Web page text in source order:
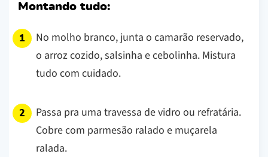
Montando tudo:
No molho branco, junta o camarão reservado,
o arroz cozido, salsinha e cebolinha. Mistura
tudo com cuidado.
Passa pra uma travessa de vidro ou refratária.
Cobre com parmesão ralado e muçarela
ralada.